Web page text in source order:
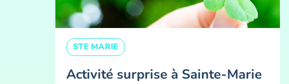
STE MARIE
Activité surprise à Sainte-Marie